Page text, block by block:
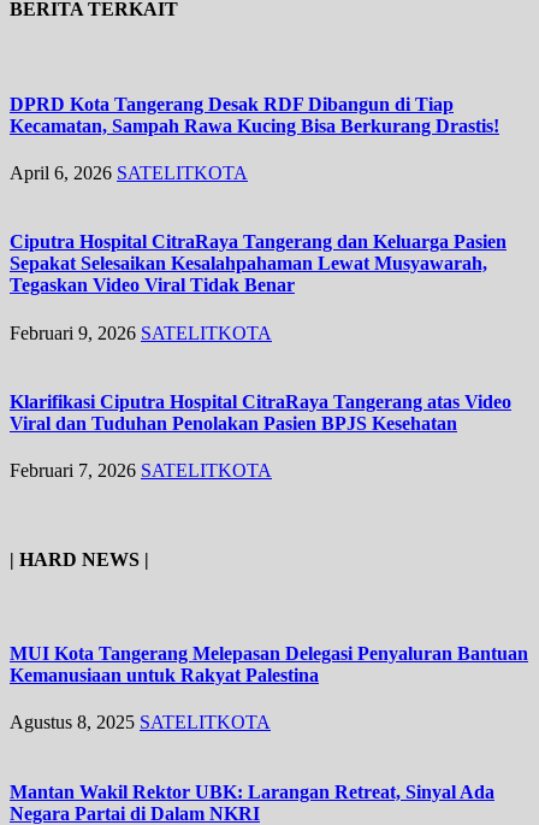
BERITA TERKAIT
DPRD Kota Tangerang Desak RDF Dibangun di Tiap
Kecamatan, Sampah Rawa Kucing Bisa Berkurang Drastis!
April 6, 2026 SATELITKOTA
Ciputra Hospital CitraRaya Tangerang dan Keluarga Pasien
Sepakat Selesaikan Kesalahpahaman Lewat Musyawarah,
Tegaskan Video Viral Tidak Benar
Februari 9, 2026 SATELITKOTA
Klarifikasi Ciputra Hospital CitraRaya Tangerang atas Video
Viral dan Tuduhan Penolakan Pasien BPJS Kesehatan
Februari 7, 2026 SATELITKOTA
| HARD NEWS |
MUI Kota Tangerang Melepasan Delegasi Penyaluran Bantuan
Kemanusiaan untuk Rakyat Palestina
Agustus 8, 2025 SATELITKOTA
Mantan Wakil Rektor UBK: Larangan Retreat, Sinyal Ada
Negara Partai di Dalam NKRI